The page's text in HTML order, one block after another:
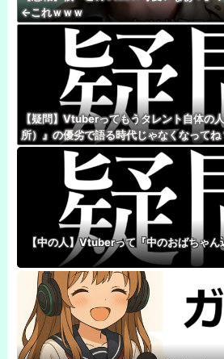
←これｗｗｗ
【疑問】Vtuberってもうタレント自体の
所）』の優劣で語る時代じゃなくなってね
【中の人】Vtuberって『中のおばちゃ